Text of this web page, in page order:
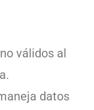
válidos al
datos